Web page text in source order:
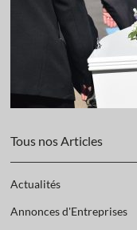
Tous nos Articles
Actualités
Annonces d'Entreprises